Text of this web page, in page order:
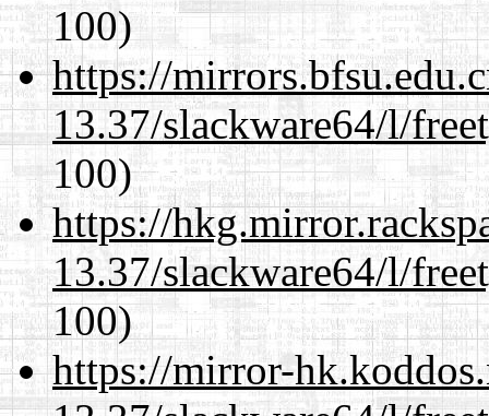
100)
https://
13.37/slackware64/l/
100)
https://
13.37/slackware64/l/
100)
https://mirror-